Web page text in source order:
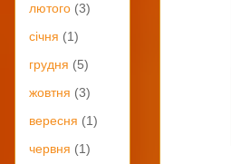
лютого (3)
січня (1)
грудня (5)
жовтня (3)
вересня (1)
червня (1)